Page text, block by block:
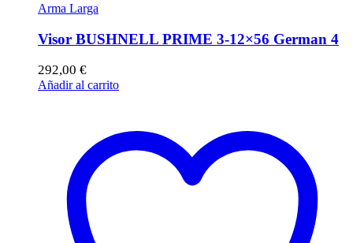
Arma Larga
Visor BUSHNELL PRIME 3-12×56 German 4
292,00 €
Añadir al carrito